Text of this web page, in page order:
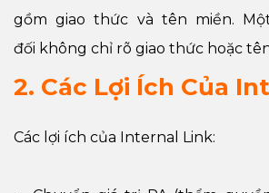
gồm giao thức và tên miền.
đối không chỉ rõ giao thức hoặc
2. Các Lợi Ích Của
Các lợi ích của Internal Link: